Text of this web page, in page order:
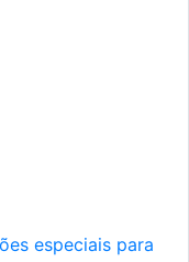
especiais para